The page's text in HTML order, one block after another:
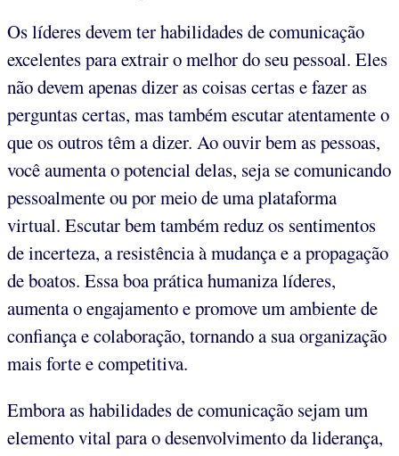
Os líderes devem ter habilidades de comunicação
excelentes para extrair o melhor do seu pessoal. Eles
não devem apenas dizer as coisas certas e fazer as
perguntas certas, mas também escutar atentamente o
que os outros têm a dizer. Ao ouvir bem as pessoas,
você aumenta o potencial delas, seja se comunicando
pessoalmente ou por meio de uma plataforma
virtual. Escutar bem também reduz os sentimentos
de incerteza, a resistência à mudança e a propagação
de boatos. Essa boa prática humaniza líderes,
aumenta o engajamento e promove um ambiente de
confiança e colaboração, tornando a sua organização
mais forte e competitiva.
Embora as habilidades de comunicação sejam um
elemento vital para o desenvolvimento da liderança,